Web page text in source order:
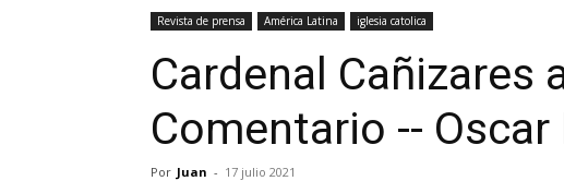
Revista de prensa América Latina iglesia catolica
Cardenal Cañizares
Comentario --
Por Juan - 17 julio 2021